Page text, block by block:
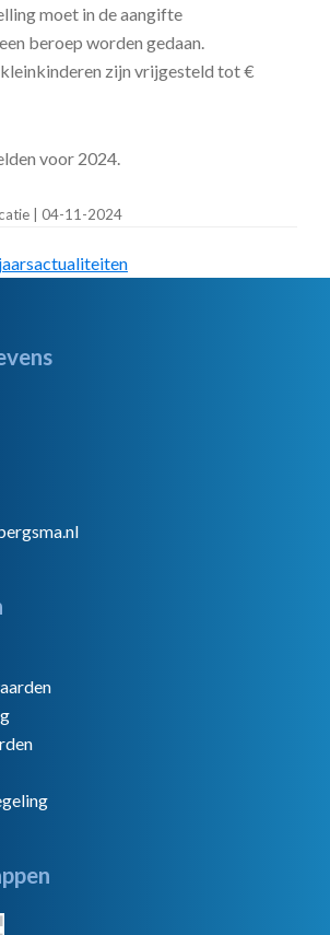
moet in de aangifte
beroep worden gedaan.
kleinkinderen zijn vrijgesteld tot €
voor 2024.
| 04-11-2024